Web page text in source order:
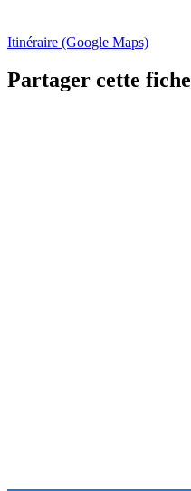
Itinéraire (Google Maps)
Partager cette fiche